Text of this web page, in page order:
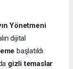
Yönetmeni
dijital
başlatıldı.
gizli temaslar